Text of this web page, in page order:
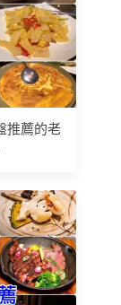
推薦的老